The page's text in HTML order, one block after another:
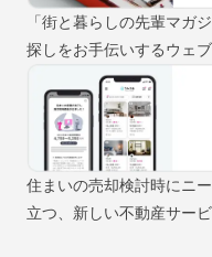
「街と暮らしの先輩マガ
探しをお手伝いするウェ
住まいの売却検討時にニ
立つ、新しい不動産サービ